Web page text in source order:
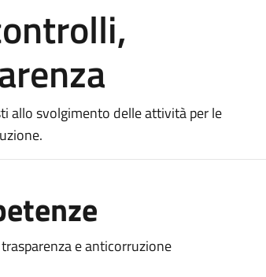
allo svolgimento delle attività per le
e anticorruzione